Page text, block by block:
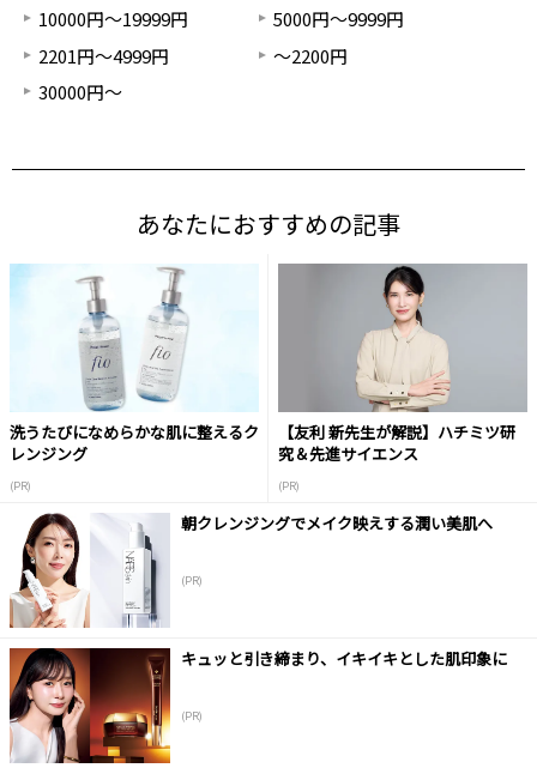
10000円～19999円
5000円～9999円
2201円～4999円
～2200円
30000円～
あなたにおすすめの記事
洗うたびになめらかな肌に整えるク
レンジング
(PR)
【友利 新先生が解説】ハチミツ研
究＆先進サイエンス
(PR)
朝クレンジングでメイク映えする潤い美肌へ
(PR)
キュッと引き締まり、イキイキとした肌印象に
(PR)